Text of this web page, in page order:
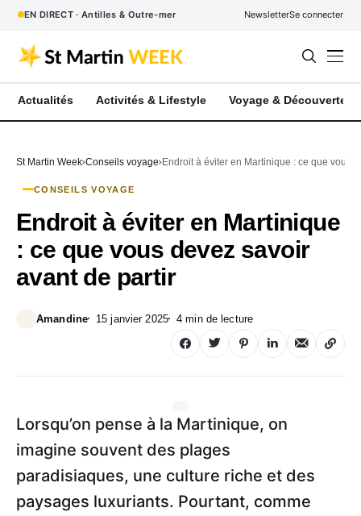
EN DIRECT · Antilles & Outre-mer NewsletterSe connecter
Actualités Activités & Lifestyle Voyage & Découverte
St Martin Week Conseils voyage Endroit à éviter en Martinique : ce que vous
CONSEILS VOYAGE
Endroit à éviter en Martinique
: ce que vous devez savoir
avant de partir
Amandine 15 janvier 2025 4 min de lecture
Lorsqu’on pense à la Martinique, on
imagine souvent des plages
paradisiaques, une culture riche et des
paysages luxuriants. Pourtant, comme